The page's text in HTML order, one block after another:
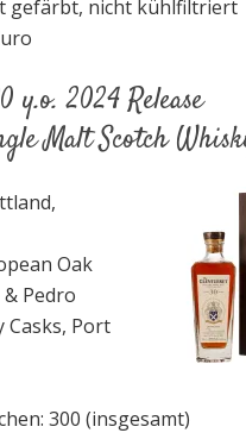
gefärbt, nicht kühlfiltriert
y.o. 2024 Release
Malt Scotch
Oak
Pedro
Casks, Port
300 (insgesamt)